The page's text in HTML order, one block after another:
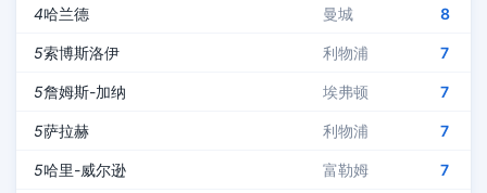
4哈兰德 曼城 8
5索博斯洛伊 利物浦 7
5詹姆斯-加纳 埃弗顿 7
5萨拉赫 利物浦 7
5哈里-威尔逊 富勒姆 7